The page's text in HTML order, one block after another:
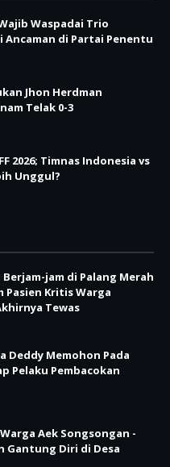
Waspadai Trio
Ancaman di Partai Penentu
Jhon Herdman
Telak 0-3
2026; Timnas Indonesia vs
Unggul?
jam di Palang Merah
Pasien Kritis Warga
Tewas
Deddy Memohon Pada
Pelaku Pembacokan
Aek Songsongan -
Gantung Diri di Desa